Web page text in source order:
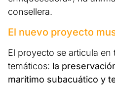
consellera.
El nuevo proyecto
El proyecto se articula en
temáticos: la
marítimo subacuático y